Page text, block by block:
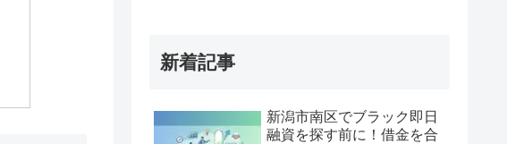
新着記事
新潟市南区でブラック即日
融資を探す前に！借金を合